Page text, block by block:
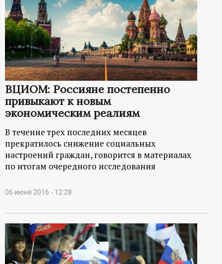
о
р
м
а
ц
и
о
ы
й
ВЦИОМ: Россияне постепенно
привыкают к новым
экономическим реалиям
В течение трех последних месяцев
прекратилось снижение социальных
настроений граждан, говорится в материалах
по итогам очередного исследования
06 июня 2016 - 12:28